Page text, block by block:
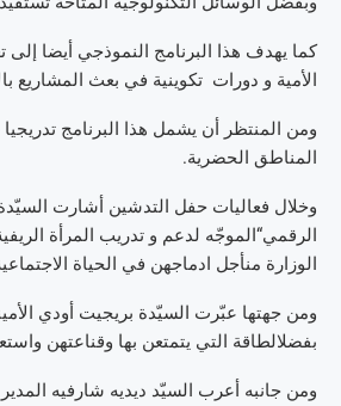
كما يهدف هذا البرنامج النموذجي أيضا إلى
الأمية و دورات تكوينية في بعث المشاريع
ومن المنتظر أن يشمل هذا البرنامج تدريجيا
المناطق الحضرية.
وخلال فعاليات حفل التدشين أشارت
الرقمي“الموجّه لدعم و تدريب المرأة
الوزارة منأجل ادماجهن في الحياة
ومن جهتها عبّرت السيّدة بريجيت أودي
بفضلالطاقة التي يتمتعن بها وقناعتهن
ومن جانبه أعرب السيّد ديديه شارفيه المدير